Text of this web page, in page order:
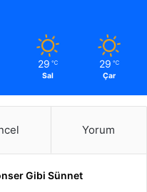
29 ℃
Sal
29 ℃
Çar
Yorum
Gibi Sünnet